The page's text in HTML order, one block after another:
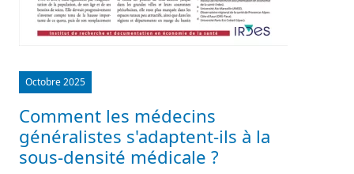
Octobre 2025
Comment les médecins
généralistes s'adaptent-ils à la
sous-densité médicale ?